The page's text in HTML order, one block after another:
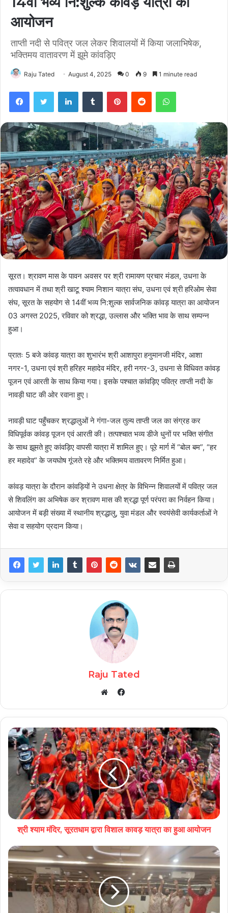
आयोजन
ताप्ती नदी से पवित्र जल लेकर शिवालयों में किया जलाभिषेक,
भक्तिमय वातावरण में झूमे कांवड़िए
Raju Tated August 4, 2025 0 9 1 minute read
FacebookTwitter LinkedInTumblr PinterestReddit WhatsApp
सूरत। श्रावण मास के पावन अवसर पर श्री रामायण प्रचार मंडल, उधना के
तत्वावधान में तथा श्री खाटू श्याम निशान यात्रा संघ, उधना एवं श्री हरिओम सेवा
संघ, सूरत के सहयोग से 14वीं भव्य नि:शुल्क सार्वजनिक कांवड़ यात्रा का आयोजन
03 अगस्त 2025, रविवार को श्रद्धा, उल्लास और भक्ति भाव के साथ सम्पन्न
हुआ।
प्रातः 5 बजे कांवड़ यात्रा का शुभारंभ श्री आशापुरा हनुमानजी मंदिर, आशा
नगर-1, उधना एवं श्री हरिहर महादेव मंदिर, हरी नगर-3, उधना से विधिवत कांवड़
पूजन एवं आरती के साथ किया गया। इसके पश्चात कांवड़िए पवित्र ताप्ती नदी के
नावड़ी घाट की ओर रवाना हुए।
नावड़ी घाट पहुँचकर श्रद्धालुओं ने गंगा-जल तुल्य ताप्ती जल का संग्रह कर
विधिपूर्वक कांवड़ पूजन एवं आरती की। तत्पश्चात भव्य डीजे धुनों पर भक्ति संगीत
के साथ झूमते हुए कांवड़िए वापसी यात्रा में शामिल हुए। पूरे मार्ग में “बोल बम”, “हर
हर महादेव” के जयघोष गूंजते रहे और भक्तिमय वातावरण निर्मित हुआ।
कांवड़ यात्रा के दौरान कांवड़ियों ने उधना क्षेत्र के विभिन्न शिवालयों में पवित्र जल
से शिवलिंग का अभिषेक कर श्रावण मास की श्रद्धा पूर्ण परंपरा का निर्वहन किया।
आयोजन में बड़ी संख्या में स्थानीय श्रद्धालु, युवा मंडल और स्वयंसेवी कार्यकर्ताओं ने
सेवा व सहयोग प्रदान किया।
Raju Tated
Facebook
श्री श्याम मंदिर, सूरतधाम द्वारा विशाल कावड़ यात्रा का हुआ आयोजन